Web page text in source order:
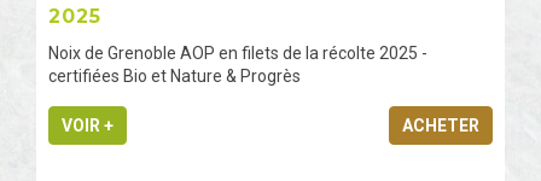
2025
Noix de Grenoble AOP en filets de la récolte 2025 -
certifiées Bio et Nature & Progrès
VOIR + ACHETER